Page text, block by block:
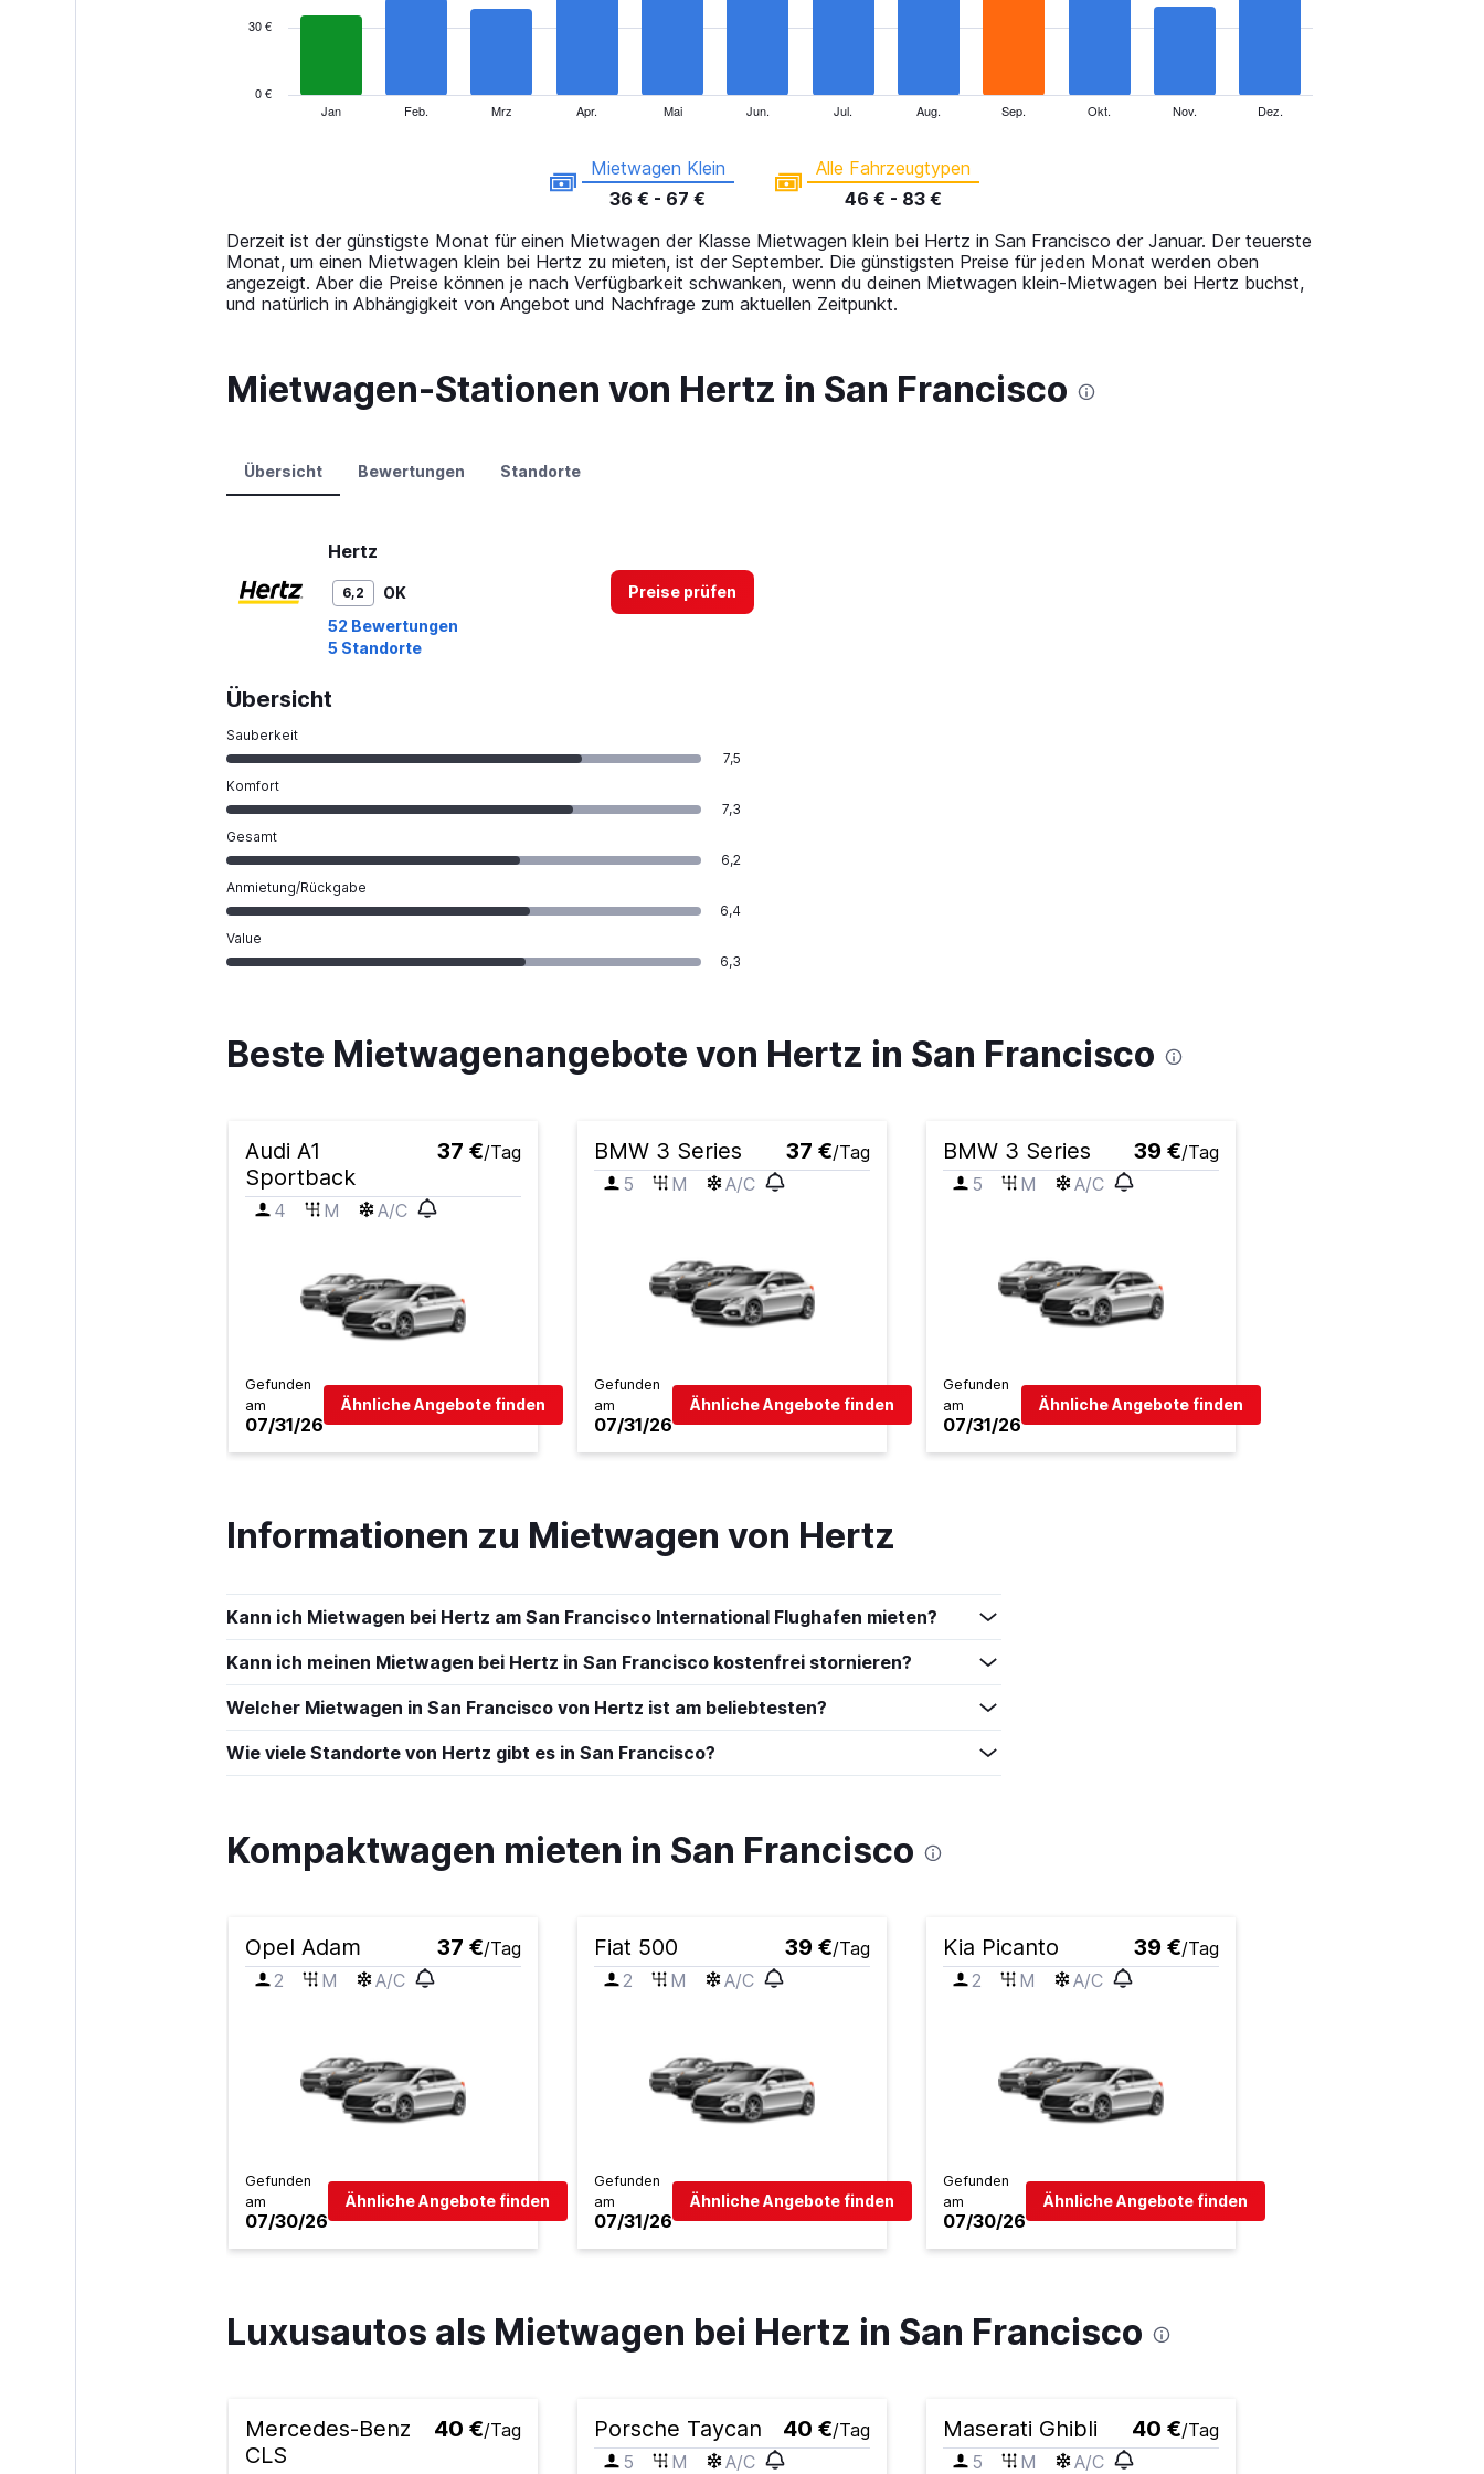
has
14
categories.
The
chart
axis
displaying
0
Jan Feb. Mrz Apr. Mai Jun. Jul. Aug. Sep. Okt. Nov. Dez.
0 €
30 €
Mietwagen Klein
36 € - 67 €
Alle Fahrzeugtypen
46 € - 83 €
Derzeit ist der günstigste Monat für einen Mietwagen der Klasse Mietwagen klein bei Hertz in San Francisco der Januar. Der teuerste
Monat, um einen Mietwagen klein bei Hertz zu mieten, ist der September. Die günstigsten Preise für jeden Monat werden oben
angezeigt. Aber die Preise können je nach Verfügbarkeit schwanken, wenn du deinen Mietwagen klein-Mietwagen bei Hertz buchst,
und natürlich in Abhängigkeit von Angebot und Nachfrage zum aktuellen Zeitpunkt.
Mietwagen-Stationen von Hertz in San Francisco
Übersicht Bewertungen Standorte
Hertz
6,2
OK
52 Bewertungen
5 Standorte
Preise prüfen
Übersicht
Sauberkeit
7,5
Komfort
7,3
Gesamt
6,2
Anmietung/Rückgabe
6,4
Value
6,3
Beste Mietwagenangebote von Hertz in San Francisco
Audi A1
Sportback
37 €/Tag
4 M A/C
Gefunden
am
07/31/26
Ähnliche Angebote finden
BMW 3 Series 37 €/Tag
5
M A/C
Gefunden
am
07/31/26
Ähnliche Angebote finden
BMW 3 Series 39 €/Tag
5
M A/C
Gefunden
am
07/31/26
Ähnliche Angebote finden
Informationen zu Mietwagen von Hertz
Kann ich Mietwagen bei Hertz am San Francisco International Flughafen mieten?
Kann ich meinen Mietwagen bei Hertz in San Francisco kostenfrei stornieren?
Welcher Mietwagen in San Francisco von Hertz ist am beliebtesten?
Wie viele Standorte von Hertz gibt es in San Francisco?
Kompaktwagen mieten in San Francisco
Opel Adam 37 €/Tag
2
M A/C
Gefunden
am
07/30/26
Ähnliche Angebote finden
Fiat 500 39 €/Tag
2
M A/C
Gefunden
am
07/31/26
Ähnliche Angebote finden
Kia Picanto 39 €/Tag
2
M A/C
Gefunden
am
07/30/26
Ähnliche Angebote finden
Luxusautos als Mietwagen bei Hertz in San Francisco
Mercedes-Benz
CLS
40 €/Tag Porsche Taycan 40 €/Tag
5
M A/C
Maserati Ghibli 40 €/Tag
5
M A/C